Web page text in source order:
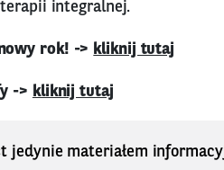
integralnej.
rok! -> kliknij tutaj
-> kliknij tutaj
jedynie materiałem